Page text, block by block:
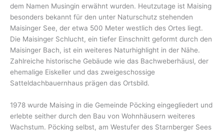
dem Namen Musingin erwähnt wurden. Heutzutage ist Maising
besonders bekannt für den unter Naturschutz stehenden
Maisinger See, der etwa 500 Meter westlich des Ortes liegt.
Die Maisinger Schlucht, ein tiefer Einschnitt geformt durch den
Maisinger Bach, ist ein weiteres Naturhighlight in der Nähe.
Zahlreiche historische Gebäude wie das Bachweberhäusl, der
ehemalige Eiskeller und das zweigeschossige
Satteldachbauernhaus prägen das Ortsbild.
1978 wurde Maising in die Gemeinde Pöcking eingegliedert und
erlebte seither durch den Bau von Wohnhäusern weiteres
Wachstum. Pöcking selbst, am Westufer des Starnberger Sees